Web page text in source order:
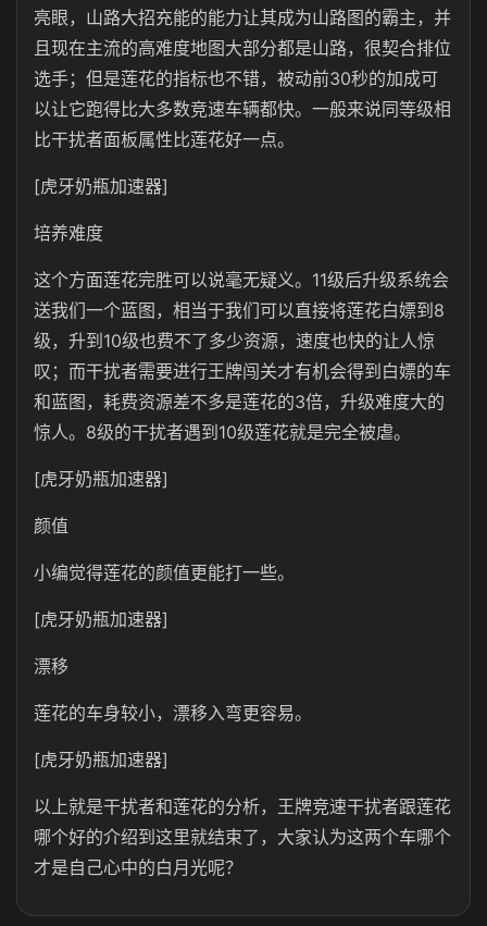
亮眼，山路大招充能的能力让其成为山路图的霸主，并
且现在主流的高难度地图大部分都是山路，很契合排位
选手；但是莲花的指标也不错，被动前30秒的加成可
以让它跑得比大多数竞速车辆都快。一般来说同等级相
比干扰者面板属性比莲花好一点。
[虎牙奶瓶加速器]
培养难度
这个方面莲花完胜可以说毫无疑义。11级后升级系统会
送我们一个蓝图，相当于我们可以直接将莲花白嫖到8
级，升到10级也费不了多少资源，速度也快的让人惊
叹；而干扰者需要进行王牌闯关才有机会得到白嫖的车
和蓝图，耗费资源差不多是莲花的3倍，升级难度大的
惊人。8级的干扰者遇到10级莲花就是完全被虐。
[虎牙奶瓶加速器]
颜值
小编觉得莲花的颜值更能打一些。
[虎牙奶瓶加速器]
漂移
莲花的车身较小，漂移入弯更容易。
[虎牙奶瓶加速器]
以上就是干扰者和莲花的分析，王牌竞速干扰者跟莲花
哪个好的介绍到这里就结束了，大家认为这两个车哪个
才是自己心中的白月光呢？